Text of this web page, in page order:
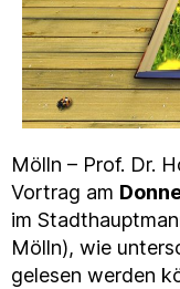
Mölln – Prof. Dr.
Vortrag am
im
Mölln), wie
gelesen werden